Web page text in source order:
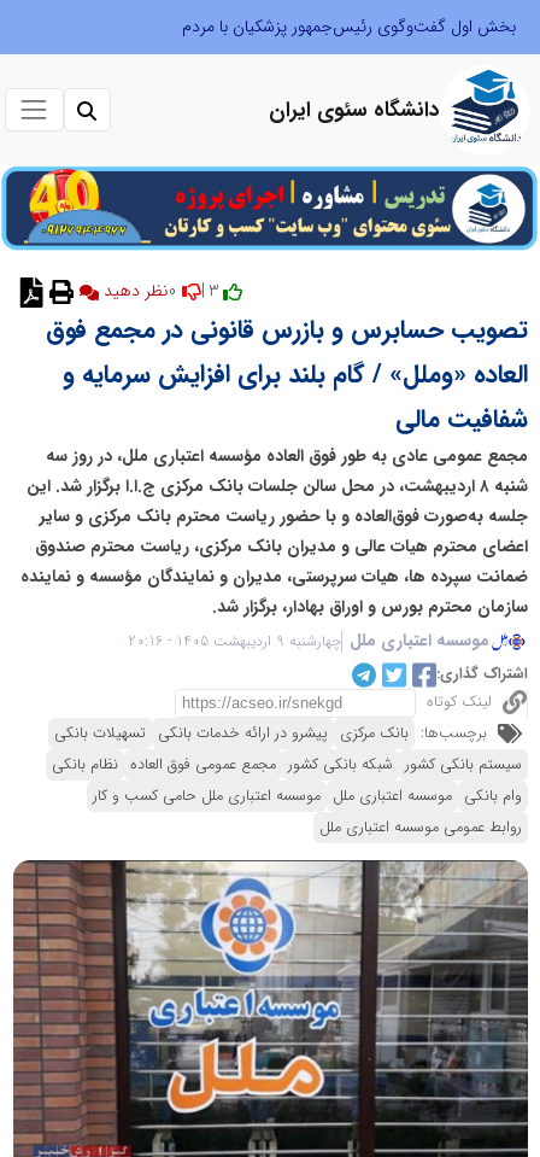
بخش اول گفت‌وگوی رئیس‌جمهور پزشکیان با مردم
دانشگاه سئوی ایران
3 | نظر دهید
تصویب حسابرس و بازرس قانونی در مجمع فوق
العاده «وملل» / گام بلند برای افزایش سرمایه و
شفافیت مالی
مجمع عمومی عادی به طور فوق العاده مؤسسه اعتباری ملل، در روز سه
شنبه ۸ اردیبهشت، در محل سالن جلسات بانک مرکزی ج.ا.ا برگزار شد. این
جلسه به‌صورت فوق‌العاده و با حضور ریاست محترم بانک مرکزی و سایر
اعضای محترم هیات عالی و مدیران بانک مرکزی، ریاست محترم صندوق
ضمانت سپرده ها، هیات سرپرستی، مدیران و نمایندگان مؤسسه و نماینده
سازمان محترم بورس و اوراق بهادار، برگزار شد.
موسسه اعتباری ملل چهارشنبه 9 اردیبهشت 1405 - 20:16
اشتراک گذاری:
لینک کوتاه
برچسب‌ها: بانک مرکزی پیشرو در ارائه خدمات بانکی تسهیلات بانکی
سیستم بانکی کشور شبکه بانکی کشور مجمع عمومی فوق العاده نظام بانکی
وام بانکی موسسه اعتباری ملل موسسه اعتباری ملل حامی کسب و کار
روابط عمومی موسسه اعتباری ملل